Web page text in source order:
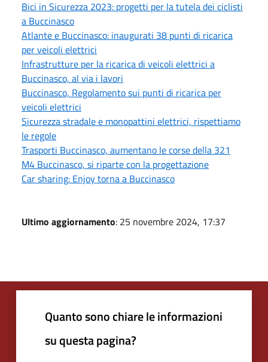
Bici in Sicurezza 2023: progetti per la tutela dei ciclisti
a Buccinasco
Atlante e Buccinasco: inaugurati 38 punti di ricarica
per veicoli elettrici
Infrastrutture per la ricarica di veicoli elettrici a
Buccinasco, al via i lavori
Buccinasco, Regolamento sui punti di ricarica per
veicoli elettrici
Sicurezza stradale e monopattini elettrici, rispettiamo
le regole
Trasporti Buccinasco, aumentano le corse della 321
M4 Buccinasco, si riparte con la progettazione
Car sharing: Enjoy torna a Buccinasco
Ultimo aggiornamento: 25 novembre 2024, 17:37
Quanto sono chiare le informazioni
su questa pagina?